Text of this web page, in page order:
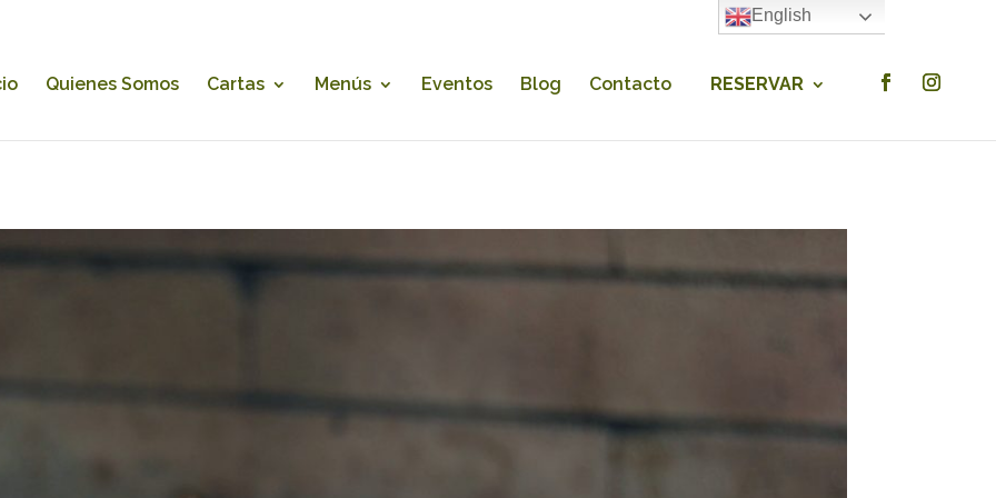
Quienes Somos Cartas Menús Eventos Blog Contacto RESERVAR
English